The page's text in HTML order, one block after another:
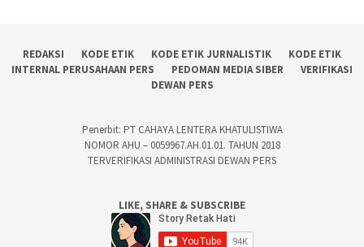
REDAKSI KODE ETIK KODE ETIK JURNALISTIK
KODE ETIK
INTERNAL PERUSAHAAN PERS
PEDOMAN MEDIA SIBER
VERIFIKASI
DEWAN PERS
Penerbit: PT CAHAYA LENTERA KHATULISTIWA
NOMOR AHU – 0059967.AH.01.01. TAHUN 2018
TERVERIFIKASI ADMINISTRASI DEWAN PERS
LIKE, SHARE & SUBSCRIBE